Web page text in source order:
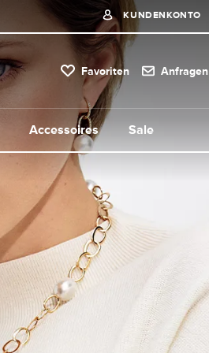
KUNDENKONTO
Favoriten Anfragen
Accessoires Sale